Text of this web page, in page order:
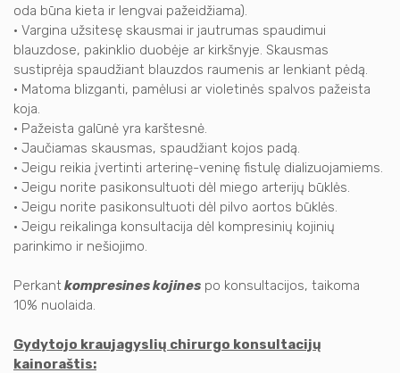
oda būna kieta ir lengvai pažeidžiama).
• Vargina užsitesę skausmai ir jautrumas spaudimui
blauzdose, pakinklio duobėje ar kirkšnyje. Skausmas
sustiprėja spaudžiant blauzdos raumenis ar lenkiant pėdą.
• Matoma blizganti, pamėlusi ar violetinės spalvos pažeista
koja.
• Pažeista galūnė yra karštesnė.
• Jaučiamas skausmas, spaudžiant kojos padą.
• Jeigu reikia įvertinti arterinę-veninę fistulę dializuojamiems.
• Jeigu norite pasikonsultuoti dėl miego arterijų būklės.
• Jeigu norite pasikonsultuoti dėl pilvo aortos būklės.
• Jeigu reikalinga konsultacija dėl kompresinių kojinių
parinkimo ir nešiojimo.
Perkantkompresines kojines po konsultacijos, taikoma
10% nuolaida.
Gydytojo kraujagyslių chirurgo konsultacijų
kainoraštis: